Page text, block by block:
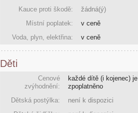
Kauce proti škodě:
žádná(ý)
Místní poplatek:
v ceně
Voda, plyn, elektřina:
v ceně
Děti
Cenové
zvýhodnění:
každé dítě (i kojenec) je
zpoplatněno
Dětská postýlka:
není k dispozici